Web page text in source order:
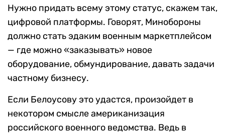
Нужно придать всему этому статус, скажем так,
цифровой платформы. Говорят, Минобороны
должно стать эдаким военным маркетплейсом
— где можно «заказывать» новое
оборудование, обмундирование, давать задачи
частному бизнесу.
Если Белоусову это удастся, произойдет в
некотором смысле американизация
российского военного ведомства. Ведь в